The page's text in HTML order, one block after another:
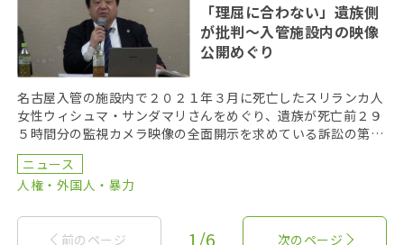
「理屈に合わない」遺族側
が批判〜入管施設内の映像
公開めぐり
名古屋入管の施設内で２０２１年３月に死亡したスリランカ人
女性ウィシュマ・サンダマリさんをめぐり、遺族が死亡前２９
５時間分の監視カメラ映像の全面開示を求めている訴訟の第３
回口頭弁論が１９日、東京地裁で開かれた。 法務省（入 […]
ニュース
人権・外国人・暴力
前のページ 1/6 次のページ